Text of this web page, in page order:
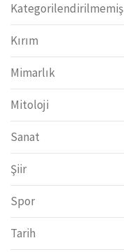
Kategorilendirilmemiş
Kırım
Mimarlık
Mitoloji
Sanat
Şiir
Spor
Tarih